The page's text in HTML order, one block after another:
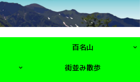
百名山
街並み散歩